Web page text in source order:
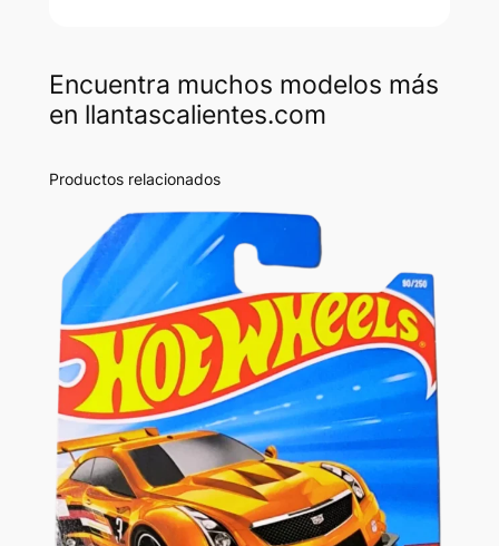
Encuentra muchos modelos más
en llantascalientes.com
Productos relacionados